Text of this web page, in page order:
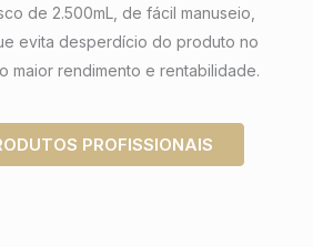
de 2.500mL, de fácil manuseio,
evita desperdício do produto no
maior rendimento e rentabilidade.
PROFISSIONAIS